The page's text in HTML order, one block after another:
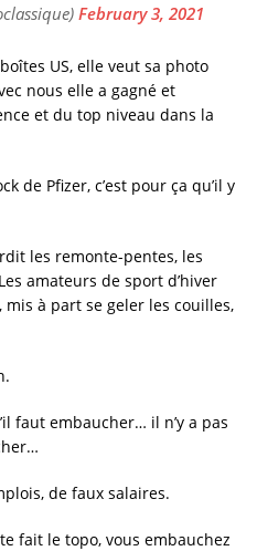
February 3, 2021
US, elle veut sa photo
nous elle a gagné et
et du top niveau dans la
de Pfizer, c’est pour ça qu’il y
les remonte-pentes, les
amateurs de sport d’hiver
mis à part se geler les couilles,
faut embaucher… il n’y a pas
de faux salaires.
fait le topo, vous embauchez